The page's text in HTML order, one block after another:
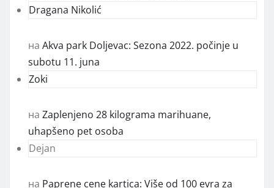
Dragana Nikolić
на Akva park Doljevac: Sezona 2022. počinje u
subotu 11. juna
Zoki
на Zaplenjeno 28 kilograma marihuane,
uhapšeno pet osoba
Dejan
на Paprene cene kartica: Više od 100 evra za